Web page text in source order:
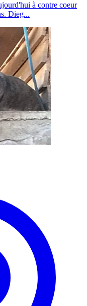
à contre coeur
Dieg...